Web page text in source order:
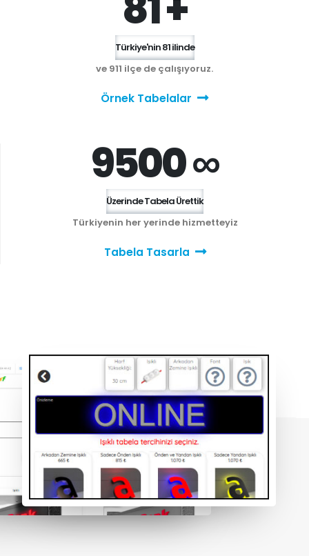
Türkiye'nin 81 ilinde
ve 911 ilçe de çalışıyoruz.
Örnek Tabelalar
9500 ∞
Üzerinde Tabela Ürettik
Türkiyenin her yerinde hizmetteyiz
Tabela Tasarla